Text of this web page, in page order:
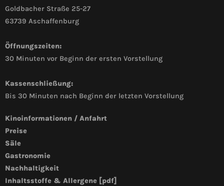
Goldbacher Straße 25-27
63739 Aschaffenburg
Öffnungszeiten:
30 Minuten vor Beginn der ersten Vorstellung
Kassenschließung:
Bis 30 Minuten nach Beginn der letzten Vorstellung
Kinoinformationen / Anfahrt
Preise
Säle
Gastronomie
Nachhaltigkeit
Inhaltsstoffe & Allergene [pdf]